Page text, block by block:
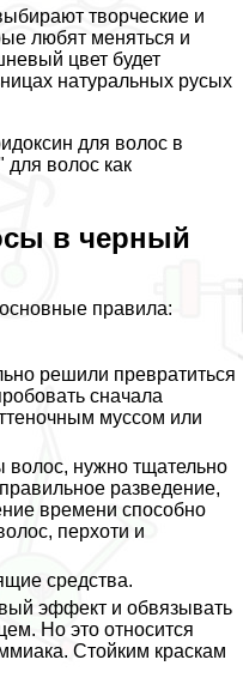
творческие и
любят меняться и
цвет будет
натуральных русых
для волос в
волос как
в черный
правила:
решили превратиться
сначала
муссом или
волос, нужно тщательно
разведение,
времени способно
перхоти и
средства.
эффект и обвязывать
Но это относится
Стойким краскам